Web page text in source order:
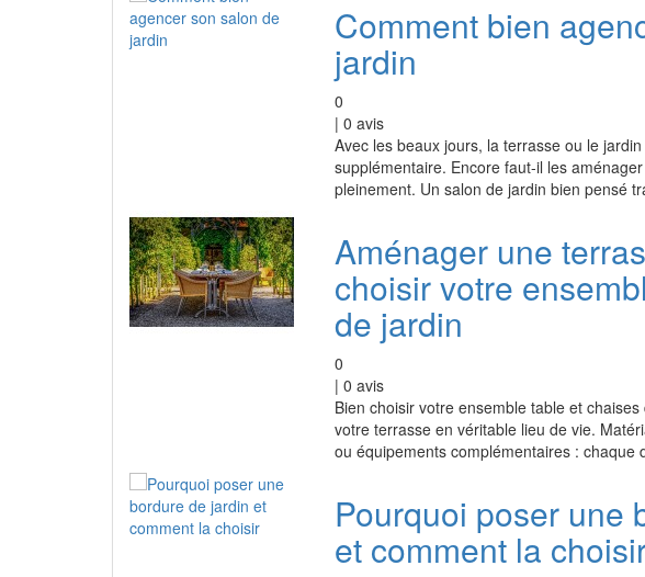
Comment bien
jardin
0
| 0 avis
Avec les beaux jours, la terrasse ou le
supplémentaire. Encore faut-il les
pleinement. Un salon de jardin bien pensé
Aménager une
choisir votre
de jardin
0
| 0 avis
Bien choisir votre ensemble table et
votre terrasse en véritable lieu de vie.
ou équipements complémentaires :
Pourquoi poser une
et comment la